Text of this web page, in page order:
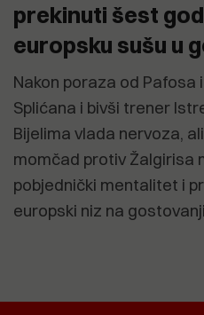
prekinuti šest
europsku sušu u
Nakon poraza od
Splićana i bivši trener
Bijelima vlada nervoza,
momčad protiv Žalgirisa
pobjednički mentalitet i
europski niz na